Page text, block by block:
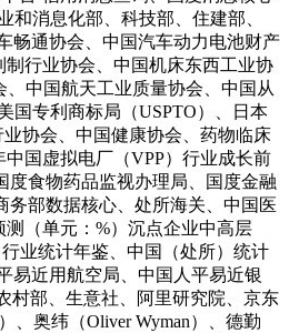
消息化部、科技部、住建部、
畅通协会、中国汽车动力电池财产
制行业协会、中国机床东西工业协
中国航天工业质量协会、中国从
国专利商标局（USPTO）、日本
协会、中国健康协会、药物临床
国虚拟电厂（VPP）行业成长前
度食物药品监视办理局、国度金融
部数据核心、处所海关、中国医
（单元：%）沉点企业中高层
业统计年鉴、中国（处所）统计
易近用航空局、中国人平易近银
村部、生意社、阿里研究院、京东
、奥纬（Oliver Wyman）、德勤